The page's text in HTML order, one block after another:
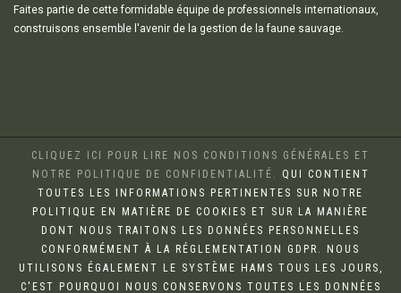
Faites partie de cette formidable équipe de professionnels internationaux,
construisons ensemble l'avenir de la gestion de la faune sauvage.
CLIQUEZ ICI POUR LIRE NOS CONDITIONS GÉNÉRALES ET
NOTRE POLITIQUE DE CONFIDENTIALITÉ.
QUI CONTIENT
TOUTES LES INFORMATIONS PERTINENTES SUR NOTRE
POLITIQUE EN MATIÈRE DE COOKIES ET SUR LA MANIÈRE
DONT NOUS TRAITONS LES DONNÉES PERSONNELLES
CONFORMÉMENT À LA RÉGLEMENTATION GDPR. NOUS
UTILISONS ÉGALEMENT LE SYSTÈME HAMS TOUS LES JOURS,
C'EST POURQUOI NOUS CONSERVONS TOUTES LES DONNÉES